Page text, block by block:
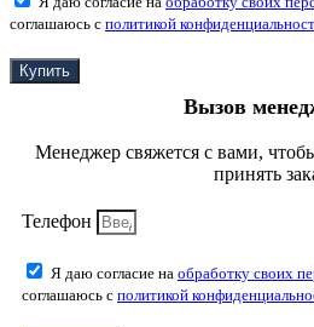
соглашаюсь с политикой
Купить
Вызов
Менеджер свяжется с вами,
принять
Телефон
Я даю согласие на обработку своих
соглашаюсь с политикой